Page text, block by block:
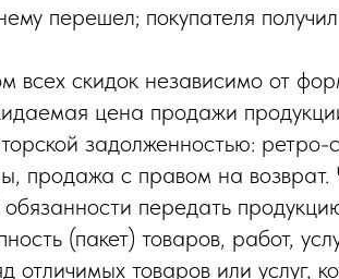
перешел; покупателя
всех скидок независимо от
цена продажи
задолженностью: ретро-
продажа с правом на
передать
(пакет) товаров, работ,
товаров или услуг,